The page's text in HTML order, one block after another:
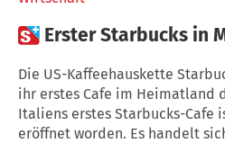
 Erster Starbucks in
Die US-Kaffeehauskette
ihr erstes Cafe im Heimatland
Italiens erstes Starbucks-Cafe
eröffnet worden. Es handelt